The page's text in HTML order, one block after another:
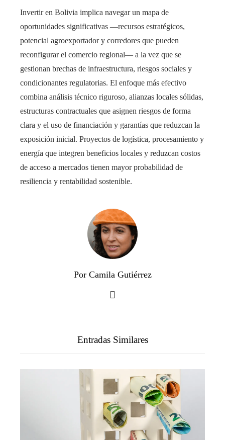
Invertir en Bolivia implica navegar un mapa de
oportunidades significativas —recursos estratégicos,
potencial agroexportador y corredores que pueden
reconfigurar el comercio regional— a la vez que se
gestionan brechas de infraestructura, riesgos sociales y
condicionantes regulatorias. El enfoque más efectivo
combina análisis técnico riguroso, alianzas locales sólidas,
estructuras contractuales que asignen riesgos de forma
clara y el uso de financiación y garantías que reduzcan la
exposición inicial. Proyectos de logística, procesamiento y
energía que integren beneficios locales y reduzcan costos
de acceso a mercados tienen mayor probabilidad de
resiliencia y rentabilidad sostenible.
Por Camila Gutiérrez
Entradas Similares